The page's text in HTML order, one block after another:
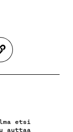
K
O
T
etsi
auttaa